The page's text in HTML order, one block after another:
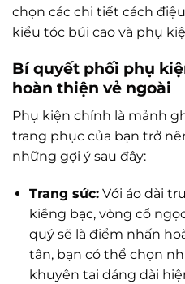
chọn các chi tiết cách
kiểu tóc búi cao và phụ
Bí quyết phối phụ
hoàn thiện vẻ ngoài
Phụ kiện chính là mảnh
trang phục của bạn trở
những gợi ý sau đây:
Trang sức:Với áo dài
kiềng bạc, vòng cổ
quý sẽ là điểm nhấn
tân, bạn có thể chọn
khuyên tai dáng dài